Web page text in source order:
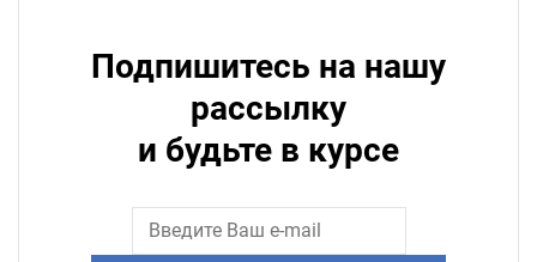
Подпишитесь на нашу
рассылку
и будьте в курсе